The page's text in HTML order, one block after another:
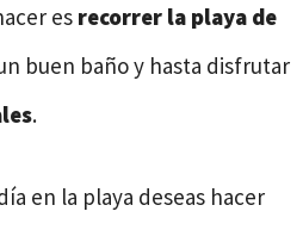
es recorrer la playa de
buen baño y hasta disfrutar
.
en la playa deseas hacer